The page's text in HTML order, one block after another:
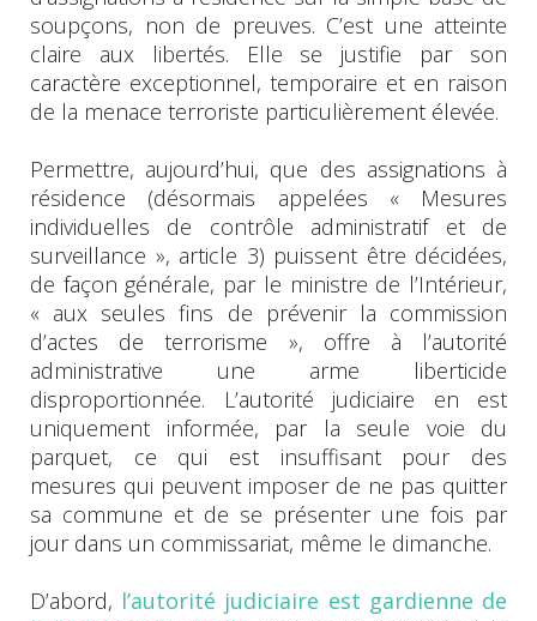
soupçons, non de preuves. C’est une atteinte
claire aux libertés. Elle se justifie par son
caractère exceptionnel, temporaire et en raison
de la menace terroriste particulièrement élevée.
Permettre, aujourd’hui, que des assignations à
résidence (désormais appelées « Mesures
individuelles de contrôle administratif et de
surveillance », article 3) puissent être décidées,
de façon générale, par le ministre de l’Intérieur,
« aux seules fins de prévenir la commission
d’actes de terrorisme », offre à l’autorité
administrative une arme liberticide
disproportionnée. L’autorité judiciaire en est
uniquement informée, par la seule voie du
parquet, ce qui est insuffisant pour des
mesures qui peuvent imposer de ne pas quitter
sa commune et de se présenter une fois par
jour dans un commissariat, même le dimanche.
D’abord, l’autorité judiciaire est gardienne de